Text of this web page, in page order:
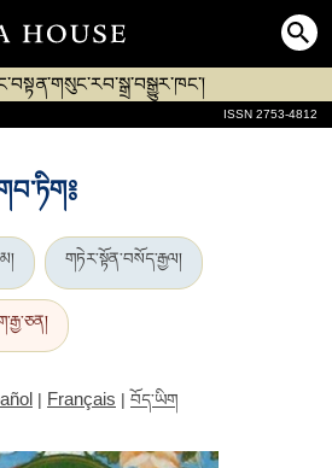
ISSN 2753-4812
གཏེར་སྟོན་བསོད་རྒྱལ།
| Français | བོད་ཡིག